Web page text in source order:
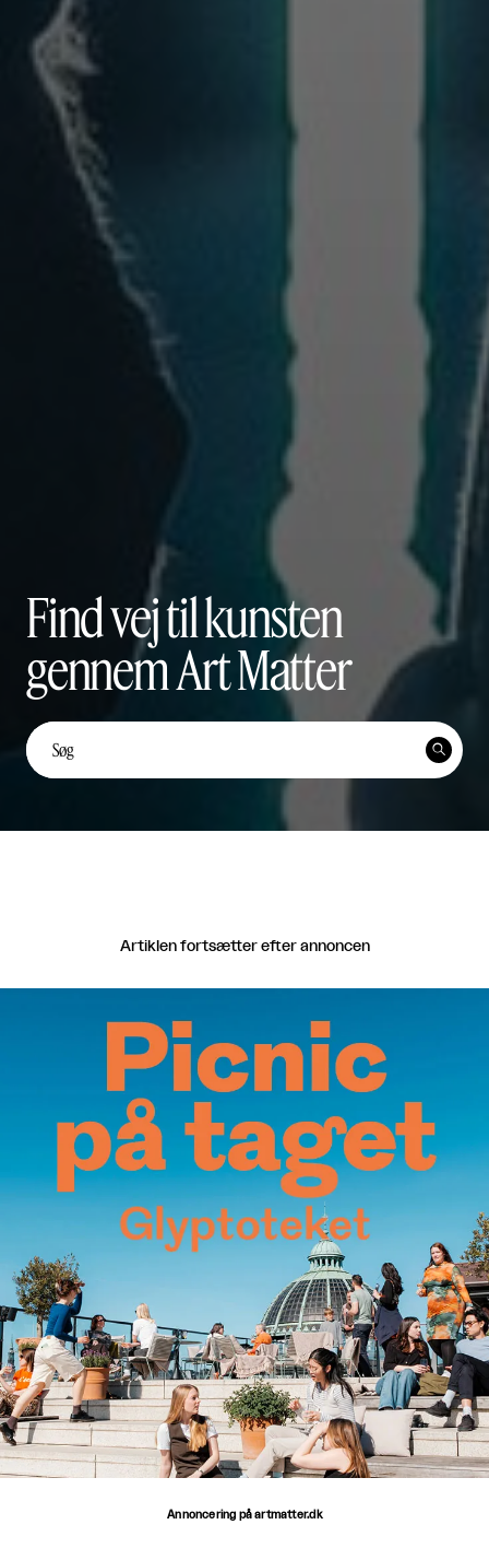
Find vej til kunsten
gennem Art Matter

Unge kunstnerstemmer: Yi
Ten Lai Fernández
Unge Kunstnerstemmer
Artiklen fortsætter efter annoncen
Annoncering på artmatter.dk